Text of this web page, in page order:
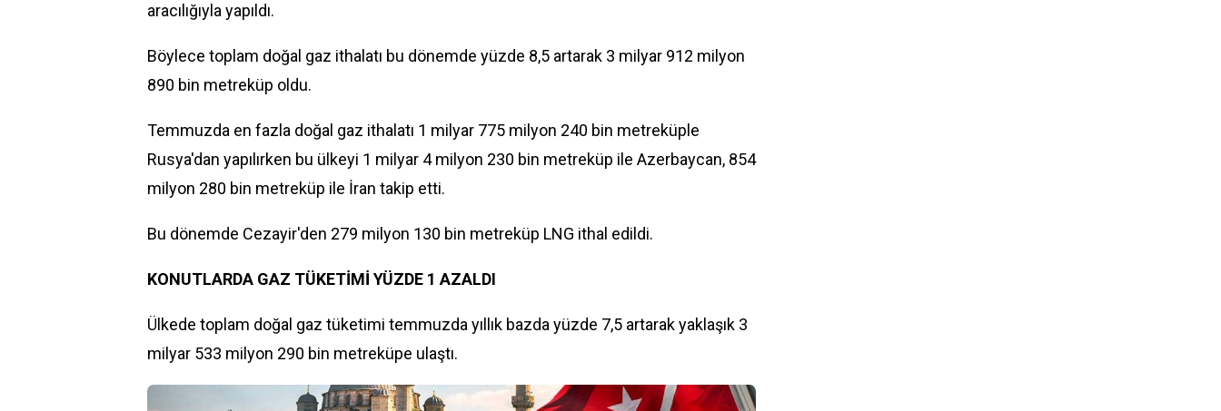
aracılığıyla yapıldı.
Böylece toplam doğal gaz ithalatı bu dönemde yüzde 8,5 artarak 3 milyar 912 milyon
890 bin metreküp oldu.
Temmuzda en fazla doğal gaz ithalatı 1 milyar 775 milyon 240 bin metreküple
Rusya'dan yapılırken bu ülkeyi 1 milyar 4 milyon 230 bin metreküp ile Azerbaycan, 854
milyon 280 bin metreküp ile İran takip etti.
Bu dönemde Cezayir'den 279 milyon 130 bin metreküp LNG ithal edildi.
KONUTLARDA GAZ TÜKETİMİ YÜZDE 1 AZALDI
Ülkede toplam doğal gaz tüketimi temmuzda yıllık bazda yüzde 7,5 artarak yaklaşık 3
milyar 533 milyon 290 bin metreküpe ulaştı.